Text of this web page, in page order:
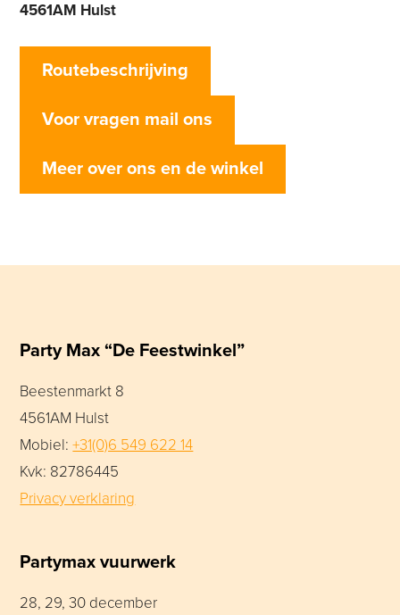
4561AM Hulst
Routebeschrijving
Voor vragen mail ons
Meer over ons en de winkel
Party Max “De Feestwinkel”
Beestenmarkt 8
4561AM Hulst
Mobiel:+31(0)6 549 622 14
Kvk: 82786445
Privacy verklaring
Partymax vuurwerk
28, 29, 30 december